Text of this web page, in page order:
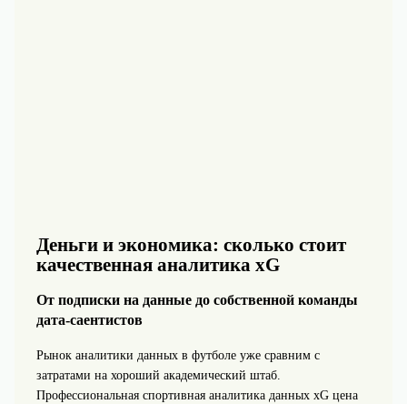
Деньги и экономика: сколько стоит
качественная аналитика xG
От подписки на данные до собственной команды
дата‑саентистов
Рынок аналитики данных в футболе уже сравним с
затратами на хороший академический штаб.
Профессиональная спортивная аналитика данных xG цена